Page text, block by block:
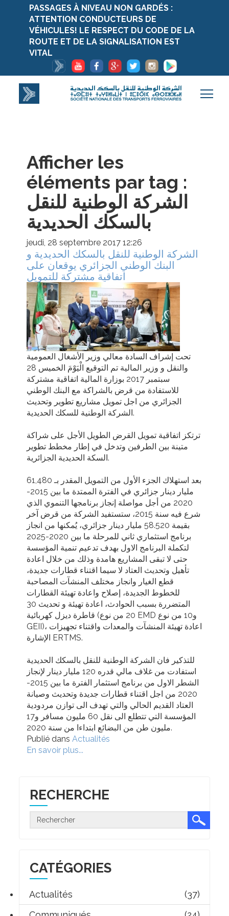
PASSAGES À NIVEAU NON GARDÉS :
ATTENTION CONDUCTEURS DE
VÉHICULES! LE RESPECT DU CODE DE LA
ROUTE ET DE LA SIGNALISATION EST
VITAL
Afficher les
éléments par tag :
الشركة الوطنية للنقل
بالسكك الحديدية
jeudi, 28 septembre 2017 12:26
الشركة الوطنية للنقل بالسكك الحديدية و
البنك الوطني الجزائري يوقعان على
اتفاقية مشتركة للتمويل
تحت إشراف السادة معالي وزير الأشغال العمومية
والنقل و وزير المالية تم التوقيع الْيَوْمَ الخميس 28
سبتمبر 2017 بوزارة المالية اتفاقية مشتركة
للاستفادة من قرض بالشراكة مع البنك الوطني
الجزائري من اجل تمويل مشاريع تطوير وتحديث
الشركة الوطنية للسكك الحديدية.
ترتكز اتفاقية تمويل القرض الطويل الأجل على شراكة
متينة بين الطرفين وتدخل في إطار مخطط تطوير
السكة الحديدية الجزائرية.
بعد استهلاك الجزء الأول من التمويل المقدر بـ 61,480
مليار دينار جزائري في الفترة الممتدة ما بين 2015-
2020 من أجل مواصلة إنجاز برنامجها التنموي الذي
شرع فيه سنة 2015، ستستفيد الشركة من قرض آخر
بقيمة 58.520 مليار دينار جزائري، يُمكنها من انجاز
برنامج استثماري ثاني للمرحلة ما بين 2020-2025
لتكملة البرنامج الاول بهدف تدعيم تنمية المؤسسة
حتى لا تبقى المشاريع هامدة وذلك من خلال اعادة
تأهيل وتحديث العتاد لا سيما اقتناء قطارات جديدة،
قطع الغيار وانجاز مختلف المنشآت المصاحبة
للخطوط الجديدة، إصلاح واعادة تهيئة القطارات
المتضررة بسبب الحوادث، اعادة تهيئة و تحديث 30
قاطرة ديزل كهربائية (20 من نوع EMD و10 من نوع
GEII)، اعادة تهيئة المنشآت والمعدات واقتناء تجهيزات
الإشارة ERTMS.
للتذكير فان الشركة الوطنية للنقل بالسكك الحديدية
استفادت من غلاف مالي قدره 120 مليار دينار لإنجاز
الشطر الاول من برنامج استثمار الفترة ما بين 2015-
2020 من اجل اقتناء قطارات جديدة وتحديث وصيانة
العتاد القديم الحالي والتي تهدف الى توازن مردودية
المؤسسة التي تتطلع الى نقل 60 مليون مسافر و17
مليون طن من البضائع ابتداءا من سنة 2020.
Publié dans Actualités
En savoir plus...
RECHERCHE
CATÉGORIES
Actualités
(37)